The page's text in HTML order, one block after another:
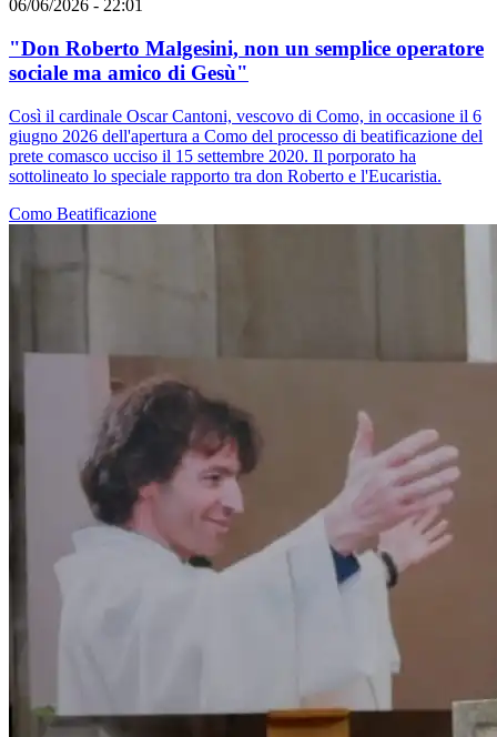
06/06/2026 - 22:01
"Don Roberto Malgesini, non un semplice operatore
sociale ma amico di Gesù"
Così il cardinale Oscar Cantoni, vescovo di Como, in occasione il 6
giugno 2026 dell'apertura a Como del processo di beatificazione del
prete comasco ucciso il 15 settembre 2020. Il porporato ha
sottolineato lo speciale rapporto tra don Roberto e l'Eucaristia.
Como Beatificazione